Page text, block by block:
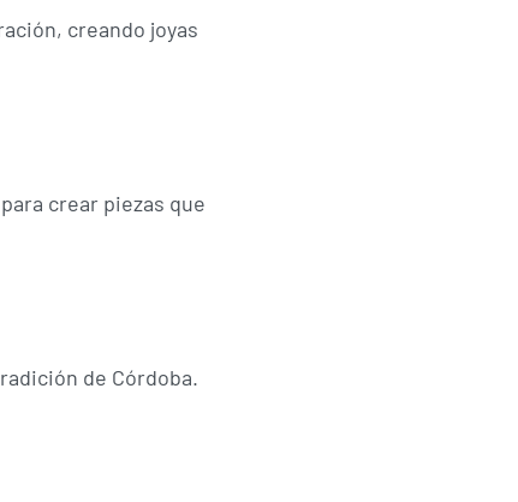
creando joyas
crear piezas que
de Córdoba.